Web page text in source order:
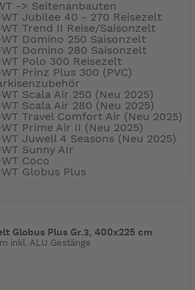
-> Seitenanbauten
Jubilee 40 - 270 Reisezelt
Trend II Reise/Saisonzelt
Domino 250 Saisonzelt
Domino 280 Saisonzelt
Polo 300 Reisezelt
Prinz Plus 300 (PVC)
Scala Air 250 (Neu 2025)
Scala Air 280 (Neu 2025)
Travel Comfort Air (Neu 2025)
Prime Air II (Neu 2025)
Juwell 4 Seasons (Neu 2025)
Sunny AIr
Coco
Globus Plus
Globus Plus Gr.3, 400x225 cm
inkl. ALU Gestänge